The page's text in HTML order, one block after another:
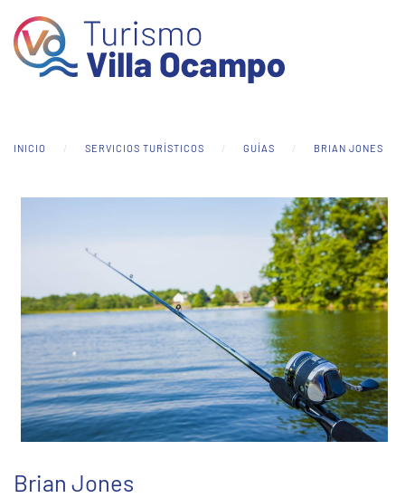
Skip to main content
INICIO SERVICIOS TURÍSTICOS GUÍAS BRIAN JONES
Brian Jones